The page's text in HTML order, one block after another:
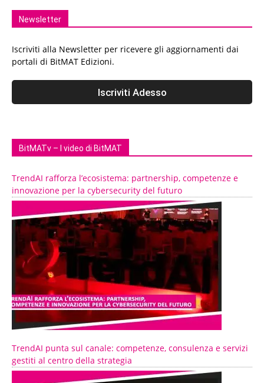
Newsletter
Iscriviti alla Newsletter per ricevere gli aggiornamenti dai
portali di BitMAT Edizioni.
BitMATv – I video di BitMAT
TrendAI rafforza l’ecosistema: partnership, competenze e
innovazione per la cybersecurity del futuro
TrendAI punta sul canale: competenze, consulenza e servizi
gestiti al centro della strategia